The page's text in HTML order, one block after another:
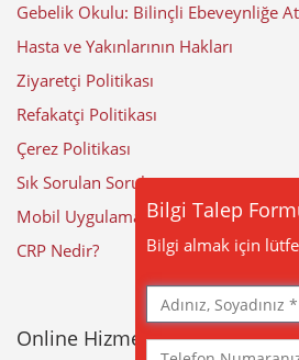
Bilgi Talep
Bilgi almak için
Adınız,
Soyadınız
Telefon
Gebelik Okulu: Bilinçli Ebeveynliğe
Hasta ve Yakınlarının Hakları
Ziyaretçi Politikası
Refakatçi Politikası
Çerez Politikası
Sık Sorulan Sorular
Mobil Uygulama
CRP Nedir?
Online Hizmetler